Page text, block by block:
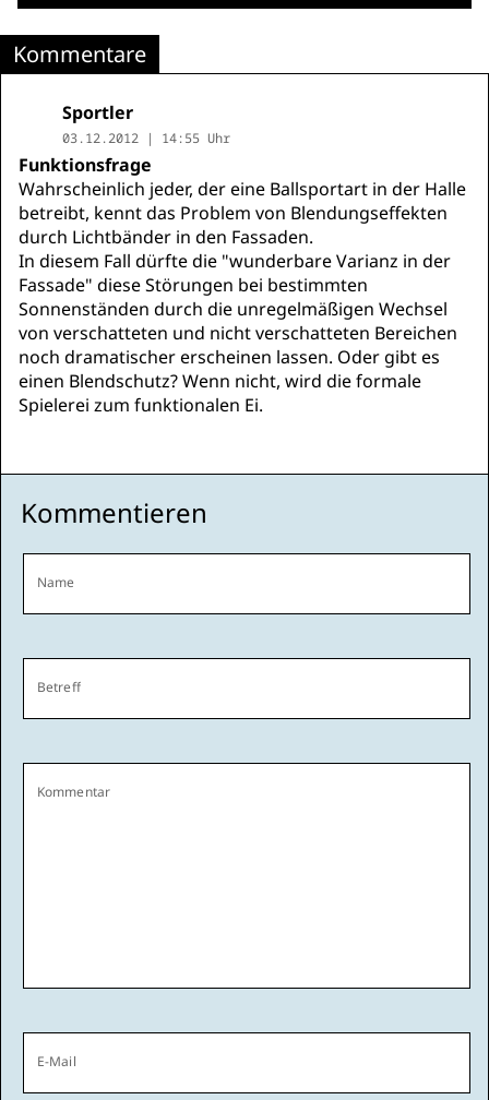
Kommentare
Sportler
03.12.2012 | 14:55 Uhr
Funktionsfrage
Wahrscheinlich jeder, der eine Ballsportart in der Halle
betreibt, kennt das Problem von Blendungseffekten
durch Lichtbänder in den Fassaden.
In diesem Fall dürfte die "wunderbare Varianz in der
Fassade" diese Störungen bei bestimmten
Sonnenständen durch die unregelmäßigen Wechsel
von verschatteten und nicht verschatteten Bereichen
noch dramatischer erscheinen lassen. Oder gibt es
einen Blendschutz? Wenn nicht, wird die formale
Spielerei zum funktionalen Ei.
Kommentieren
Name
Betreff
Kommentar
E-Mail